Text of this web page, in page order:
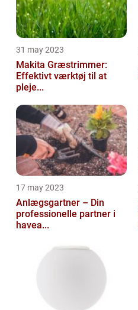
31 may 2023
Makita Græstrimmer:
Effektivt værktøj til at
pleje...
17 may 2023
Anlægsgartner – Din
professionelle partner i
havea...